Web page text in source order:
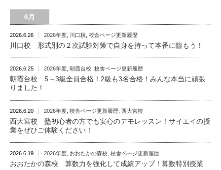
6月
2026.6.26 2026年度 川口校 校舎ページ更新履歴
川口校 形式別の２次試験対策で自身を持って本番に臨もう！
2026.6.25 2026年度 朝霞台校 校舎ページ更新履歴
朝霞台校 5～3級全員合格！2級も3名合格！みんな本当に頑張
りました！
2026.6.20 2026年度 校舎ページ更新履歴 西大宮校
西大宮校 塾初心者の方でも安心のデモレッスン！サイエイの授
業をぜひご体験ください！
2026.6.19 2026年度 おおたかの森校 校舎ページ更新履歴
おおたかの森校 算数力を強化して成績アップ！算数特別授業